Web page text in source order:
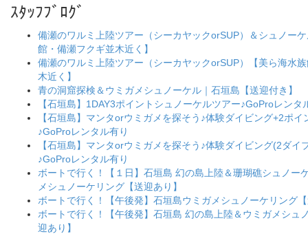
ｽﾀｯﾌﾌﾞﾛｸﾞ
備瀬のワルミ上陸ツアー（シーカヤックorSUP）＆シュノー
館・備瀬フクギ並木近く】
備瀬のワルミ上陸ツアー（シーカヤックorSUP）【美ら海水
木近く】
青の洞窟探検＆ウミガメシュノーケル｜石垣島【送迎付き】
【石垣島】1DAY3ポイントシュノーケルツアー♪GoProレンタ
【石垣島】マンタorウミガメを探そう♪体験ダイビング+2ポイ
♪GoProレンタル有り
【石垣島】マンタorウミガメを探そう♪体験ダイビング(2ダイ
♪GoProレンタル有り
ボートで行く！【１日】石垣島 幻の島上陸＆珊瑚礁シュノー
メシュノーケリング【送迎あり】
ボートで行く！【午後発】石垣島ウミガメシュノーケリング
ボートで行く！【午後発】石垣島 幻の島上陸＆ウミガメシュ
迎あり】